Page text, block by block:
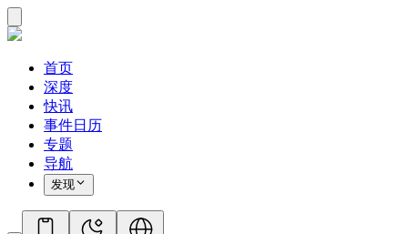
首页
深度
快讯
事件日历
专题
导航
发现